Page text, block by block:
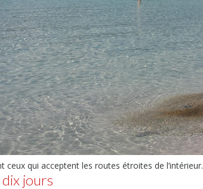
ceux qui acceptent les routes étroites de l’intérieur.
jours